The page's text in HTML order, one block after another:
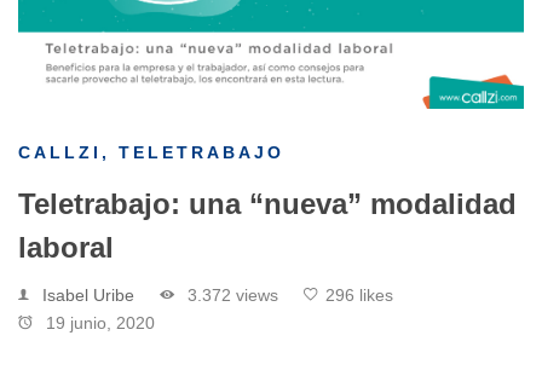
CALLZI , TELETRABAJO
Teletrabajo: una “nueva” modalidad
laboral
Isabel Uribe 3.372 views
296 likes
19 junio, 2020